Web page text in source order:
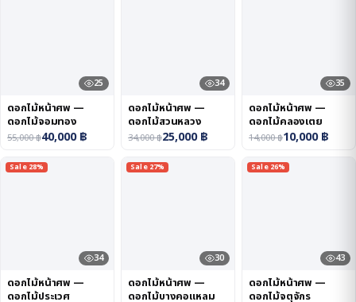
25
ดอกไม้หน้าศพ —
ดอกไม้จอมทอง
55,000฿40,000฿
34
ดอกไม้หน้าศพ —
ดอกไม้สวนหลวง
34,000฿25,000฿
35
ดอกไม้หน้าศพ —
ดอกไม้คลองเตย
14,000฿10,000฿
Sale 28%
34
ดอกไม้หน้าศพ —
ดอกไม้ประเวศ
Sale 27%
30
ดอกไม้หน้าศพ —
ดอกไม้บางคอแหลม
Sale 26%
43
ดอกไม้หน้าศพ —
ดอกไม้จตุจักร